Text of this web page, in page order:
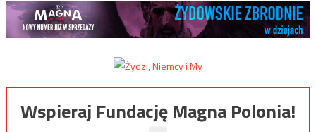
Wspieraj Fundację Magna Polonia!